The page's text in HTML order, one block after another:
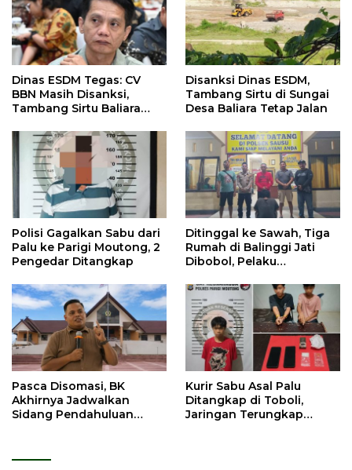
Dinas ESDM Tegas: CV
BBN Masih Disanksi,
Tambang Sirtu Baliara
Disanksi Dinas ESDM,
Tambang Sirtu di Sungai
Desa Baliara Tetap Jalan
Polisi Gagalkan Sabu dari
Palu ke Parigi Moutong, 2
Pengedar Ditangkap
Ditinggal ke Sawah, Tiga
Rumah di Balinggi Jati
Dibobol, Pelaku
Pasca Disomasi, BK
Akhirnya Jadwalkan
Sidang Pendahuluan
Kurir Sabu Asal Palu
Ditangkap di Toboli,
Jaringan Terungkap